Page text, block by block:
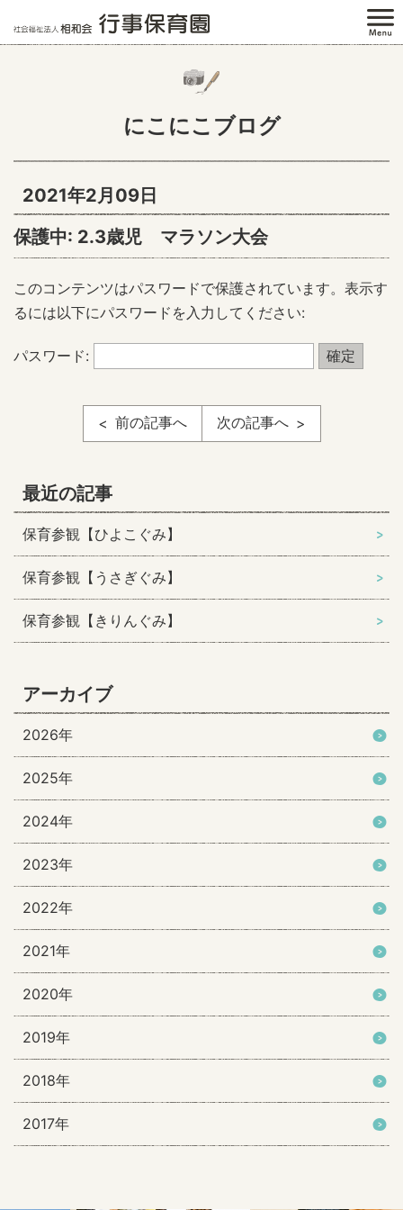
にこにこブログ
2021年2月09日
保護中: 2.3歳児 マラソン大会
このコンテンツはパスワードで保護されています。表示す
るには以下にパスワードを入力してください:
パスワード:
前の記事へ 次の記事へ
最近の記事
保育参観【ひよこぐみ】
保育参観【うさぎぐみ】
保育参観【きりんぐみ】
アーカイブ
2026年
2025年
2024年
2023年
2022年
2021年
2020年
2019年
2018年
2017年